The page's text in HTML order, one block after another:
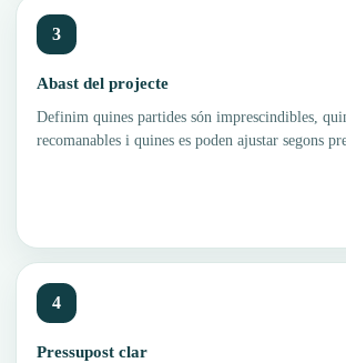
3
Abast del projecte
Definim quines partides són imprescindibles,
recomanables i quines es poden ajustar segons
4
Pressupost clar